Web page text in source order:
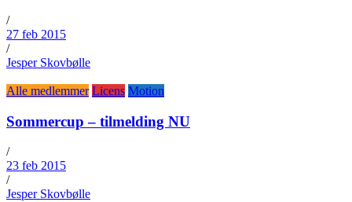
/
27 feb 2015
/
Jesper Skovbølle
Alle medlemmer Licens Motion
Sommercup – tilmelding NU
/
23 feb 2015
/
Jesper Skovbølle